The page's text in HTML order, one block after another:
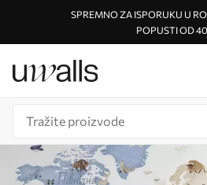
SPREMNO ZA ISPORUKU U
POPUSTI OD